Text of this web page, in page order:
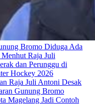
Bromo Diduga Ada
Raja Juli
dan Perunggu di
Hockey 2026
Raja Juli Antoni Desak
Gunung Bromo
Magelang Jadi Contoh